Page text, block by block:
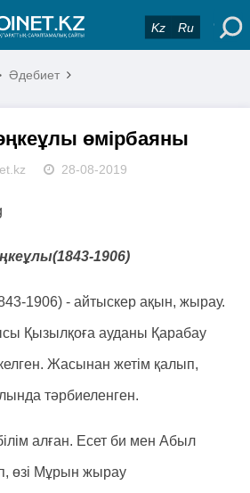
Kz Ru
Әдебиет
өмірбаяны
28-08-2019
1906)
1906) - айтыскер ақын, жырау.
Қызылқоға ауданы Қарабау
Жасынан жетім қалып,
тәрбиеленген.
алған. Есет би мен Абыл
өзі Мұрын жырау